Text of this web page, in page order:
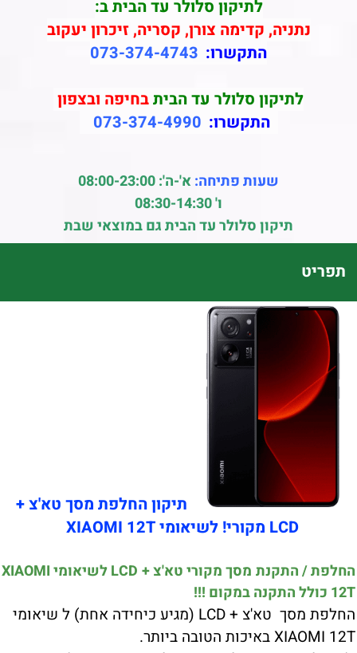
לתיקון סלולר עד הבית ב:
נתניה, קדימה צורן, קסריה, זיכרון יעקוב
התקשרו: 073-374-4743
לתיקון סלולר עד הביתבחיפה ובצפון
התקשרו: 073-374-4990
שעות פתיחה:א'-ה': 08:00-23:00
ו' 08:30-14:30
תיקון סלולר עד הבית גם במוצאי שבת
תפריט
תיקון החלפת מסך טא'צ +
LCD מקורי! לשיאומי XIAOMI 12T
החלפת / התקנת מסך מקורי טא'צ + LCD לשיאומי XIAOMI
12T כולל התקנה במקום !!!
החלפת מסך טא'צ + LCD (מגיע כיחידה אחת) ל שיאומי
XIAOMI 12T באיכות הטובה ביותר.